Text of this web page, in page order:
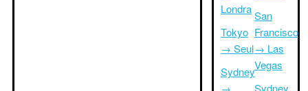
Londra
Tokyo
→ Seul
Sydney
→
San
Francisco
→ Las
Vegas
Sydney